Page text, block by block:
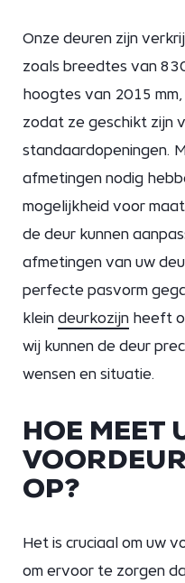
Onze deuren zijn
zoals breedtes van
hoogtes van 2015 mm,
zodat ze geschikt zijn
standaardopeningen.
afmetingen nodig
mogelijkheid voor
de deur kunnen
afmetingen van uw
perfecte pasvorm
klein deurkozijnheeft
wij kunnen de deur
wensen en situatie.
HOE MEET
OP?
Het is cruciaal om uw
om ervoor te zorgen